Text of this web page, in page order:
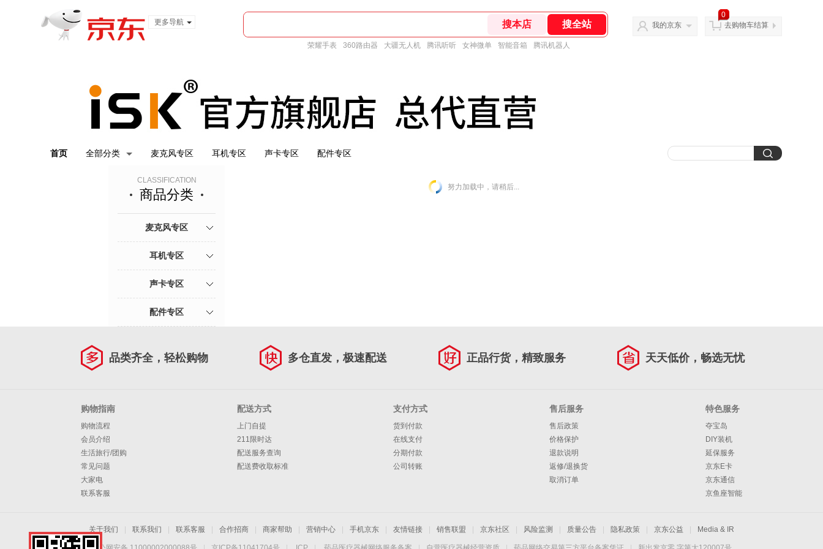
更多导航
荣耀手表 360路由器 大疆无人机 腾讯听听 女神微单 智能音箱 腾讯机器人
我的京东
0
去购物车结算
首页 全部分类 麦克风专区 耳机专区 声卡专区 配件专区
CLASSIFICATION
商品分类
麦克风专区
耳机专区
声卡专区
配件专区
努力加载中，请稍后...
品类齐全，轻松购物 多仓直发，极速配送 正品行货，精致服务 天天低价，畅选无忧
购物指南
购物流程
会员介绍
生活旅行/团购
常见问题
大家电
联系客服
配送方式
上门自提
211限时达
配送服务查询
配送费收取标准
支付方式
货到付款
在线支付
分期付款
公司转账
售后服务
售后政策
价格保护
退款说明
返修/退换货
取消订单
特色服务
夺宝岛
DIY装机
延保服务
京东E卡
京东通信
京鱼座智能
关于我们 联系我们 联系客服 合作招商 商家帮助 营销中心 手机京东 友情链接 销售联盟 京东社区 风险监测 质量公告 隐私政策 京东公益 Media & IR